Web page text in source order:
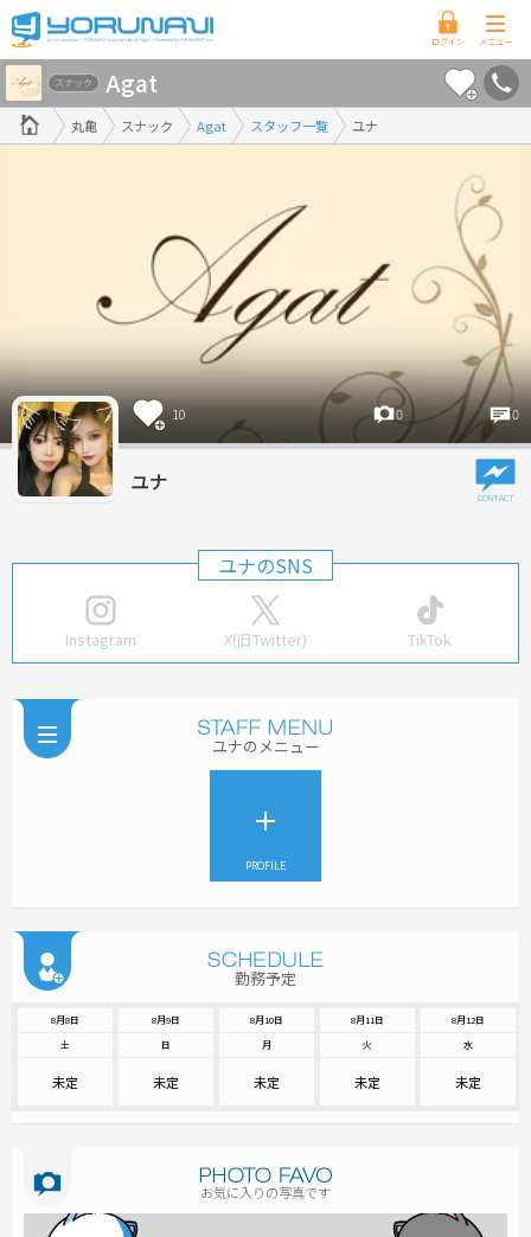
香
川
県
版
丸亀 スナック Agat スタッフ一覧 ユナ
スナック Agat
10 0 0
ユナ
ユナのSNS
Instagram X(旧Twitter) TikTok
ユナのメニュー
PROFILE
勤務予定
8月8日
土
未定
8月9日
日
未定
8月10日
月
未定
8月11日
火
未定
8月12日
水
未定
お気に入りの写真です